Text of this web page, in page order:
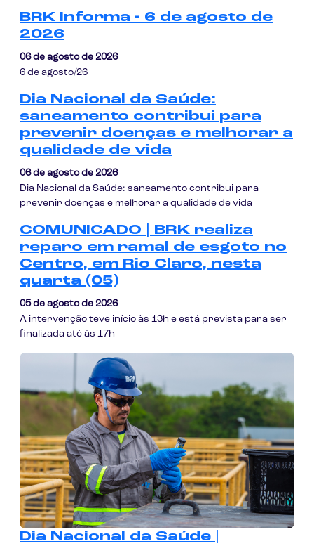
BRK Informa - 6 de agosto de
2026
06 de agosto de 2026
6 de agosto/26
Dia Nacional da Saúde:
saneamento contribui para
prevenir doenças e melhorar a
qualidade de vida
06 de agosto de 2026
Dia Nacional da Saúde: saneamento contribui para
prevenir doenças e melhorar a qualidade de vida
COMUNICADO | BRK realiza
reparo em ramal de esgoto no
Centro, em Rio Claro, nesta
quarta (05)
05 de agosto de 2026
A intervenção teve início às 13h e está prevista para ser
finalizada até às 17h
Dia Nacional da Saúde |